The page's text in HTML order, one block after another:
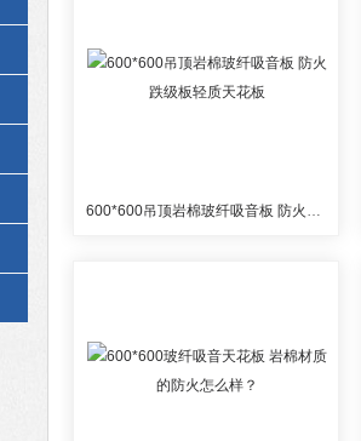
600*600吊顶岩棉玻纤吸音板 防火跌级板轻质天花板